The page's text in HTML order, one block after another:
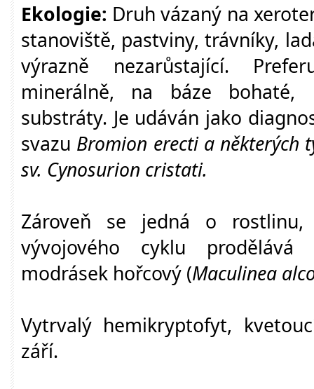
Ekologie: Druh vázaný na
stanoviště, pastviny, trávníky,
výrazně nezarůstající.
minerálně, na báze bohaté,
substráty. Je udáván jako
svazu Bromion erectia některých
sv. Cynosurion cristati.
Zároveň se jedná o
vývojového cyklu
modrásek hořcový (Maculinea
Vytrvalý hemikryptofyt,
září.